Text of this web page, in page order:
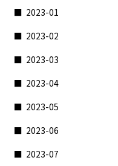
2023-01
2023-02
2023-03
2023-04
2023-05
2023-06
2023-07